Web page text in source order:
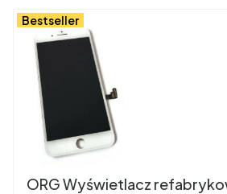
Bestseller
ORG Wyświetlacz